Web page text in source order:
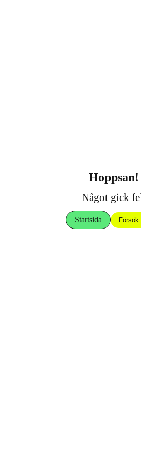
Hoppsan!
Något gick
Startsida Försök